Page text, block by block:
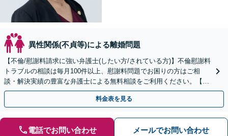
異性関係(不貞等)による離婚問題
【不倫/慰謝料請求に強い弁護士(したい方/されている方)】不倫慰謝料
トラブルの相談は毎月100件以上、慰謝料問題でお困りの方はご相
談・解決実績の豊富な弁護士による無料相談をご利用ください。【不
倫相談は初回0円】【全国対応】
料金表を見る
電話でお問い合わせ メールでお問い合わせ